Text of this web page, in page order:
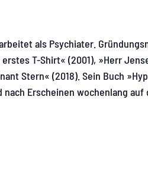
als Psychiater.
T-Shirt« (2001), »Herr
Stern« (2018). Sein Buch
Erscheinen wochenlang auf